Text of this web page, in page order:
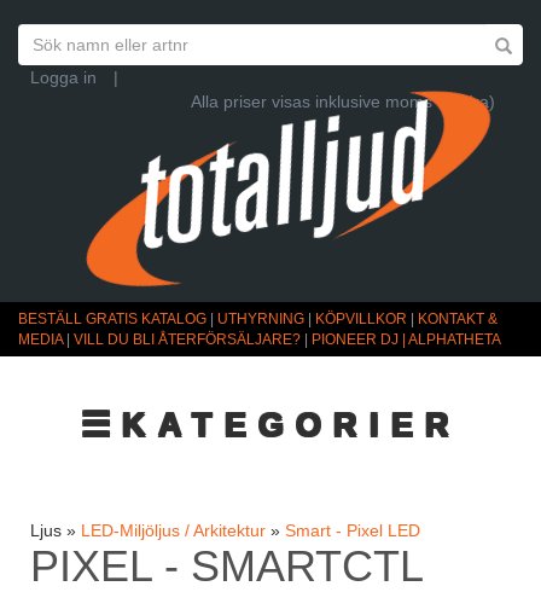
Logga in
|
Alla priser visas inklusive moms (Ändra)
BESTÄLL GRATIS KATALOG UTHYRNING KÖPVILLKOR
KONTAKT &
MEDIA| VILL DU BLI ÅTERFÖRSÄLJARE? PIONEER DJ | ALPHATHETA
☰KATEGORIER
Ljus » LED-Miljöljus / Arkitektur » Smart - Pixel LED
PIXEL - SMARTCTL